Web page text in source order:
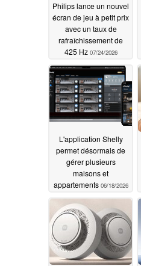
Philips lance un nouvel
écran de jeu à petit prix
avec un taux de
rafraîchissement de
425 Hz 07/24/2026
L'application Shelly
permet désormais de
gérer plusieurs
maisons et
appartements 06/18/2026